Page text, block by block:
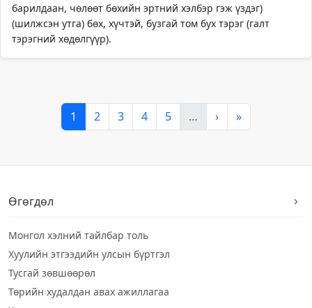
барилдаан, чөлөөт бөхийн эртний хэлбэр гэж үздэг)
(шилжсэн утга) бөх, хүчтэй, бузгай том бух тэрэг (галт
тэрэгний хөдөлгүүр).
1 2 3 4 5 … › »
Өгөгдөл
Монгол хэлний тайлбар толь
Хуулийн этгээдийн улсын бүртгэл
Тусгай зөвшөөрөл
Төрийн худалдан авах ажиллагаа